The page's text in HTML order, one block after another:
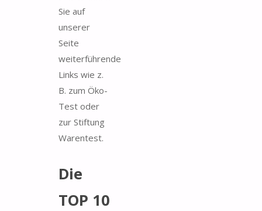
Sie auf
unserer
Seite
weiterführende
Links wie z.
B. zum Öko-
Test oder
zur Stiftung
Warentest.
Die
TOP 10